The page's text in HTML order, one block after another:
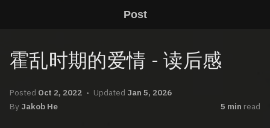
Post
霍乱时期的爱情 - 读后感
Posted Oct 2, 2022 Updated Jan 5, 2026
By Jakob He 5 min read